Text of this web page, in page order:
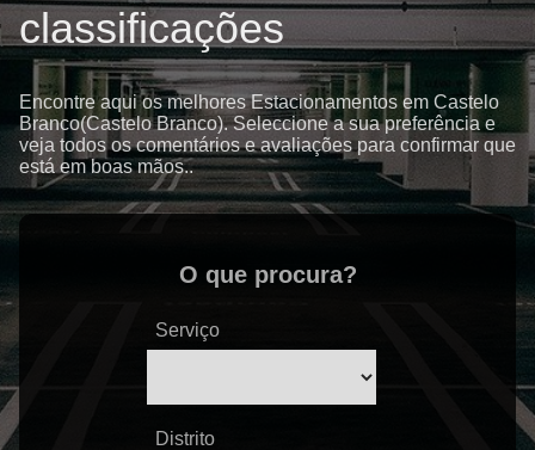
classificações
Encontre aqui os melhores Estacionamentos em Castelo
Branco(Castelo Branco). Seleccione a sua preferência e
veja todos os comentários e avaliações para confirmar que
está em boas mãos..
O que procura?
Serviço
Distrito